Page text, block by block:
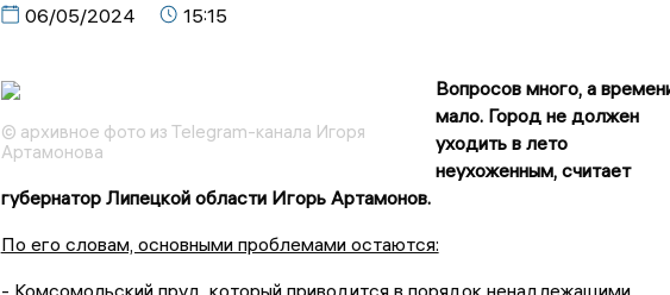
06/05/2024 15:15
© архивное фото из Telegram-канала Игоря
Артамонова
Вопросов много, а
мало. Город не должен
уходить в лето
неухоженным, считает
губернатор Липецкой области Игорь Артамонов.
По его словам, основными проблемами остаются: